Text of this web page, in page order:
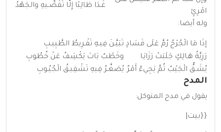
امْرِئٍ
غَـدَا طَالِبًا إِلَّا تَقَصِّـيهِ والجَهْدُ
وله أيضا:
إذَا مَا الْجُرْحُ رُمَّ عَلَى فَسَادٍ تَبَيَّـنَ فِيـهِ تَفْـرِيطُ الطَّبِيـبِ
رَزِيَّةُ هَـالِكٍ جَلَبَتْ رَزَايَـا
وخَطْبٌ بَاتَ يَكْشِفُ عَنْ خُطُوبِ
يُشَـقُّ الْجَيْبُ ثُمَّ يَجِيءُ أَمْرٌ يُصَغَّـرُ فِيهِ تَشْقِيـقُ الْجُيُـوبِ
المدح
يقول في مدح المتوكل:
{{بيت|